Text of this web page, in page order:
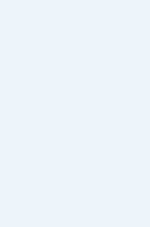
a
hotely musí
zařízení
řeší hodnotu
z pohledu
a práce rostou
která má na